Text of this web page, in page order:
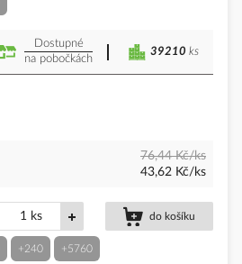
Dostupné
na pobočkách
39210 ks
76,44 Kč/ks
43,62 Kč/ks
ks do košíku
+240 +5760